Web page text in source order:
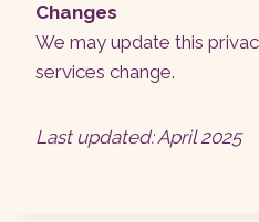
Changes
We may update this
services change.
Last updated: April 2025